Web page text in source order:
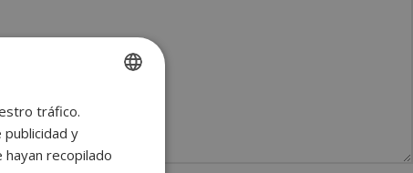
tráfico.
y
hayan recopilado